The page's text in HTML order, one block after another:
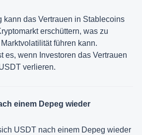
kann das Vertrauen in Stablecoins
erschüttern, was zu
führen kann.
es, wenn Investoren das Vertrauen
verlieren.
einem Depeg wieder
USDT nach einem Depeg wieder